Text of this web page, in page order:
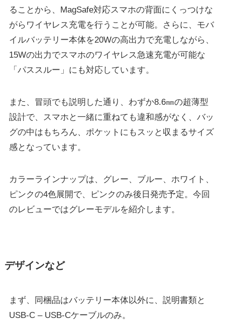
ることから、MagSafe対応スマホの背面にくっつけな
がらワイヤレス充電を行うことが可能。さらに、モバ
イルバッテリー本体を20Wの高出力で充電しながら、
15Wの出力でスマホのワイヤレス急速充電が可能な
「パススルー」にも対応しています。
また、冒頭でも説明した通り、わずか8.6㎜の超薄型
設計で、スマホと一緒に重ねても違和感がなく、バッ
グの中はもちろん、ポケットにもスッと収まるサイズ
感となっています。
カラーラインナップは、グレー、ブルー、ホワイト、
ピンクの4色展開で、ピンクのみ後日発売予定。今回
のレビューではグレーモデルを紹介します。
デザインなど
まず、同梱品はバッテリー本体以外に、説明書類と
USB-C – USB-Cケーブルのみ。